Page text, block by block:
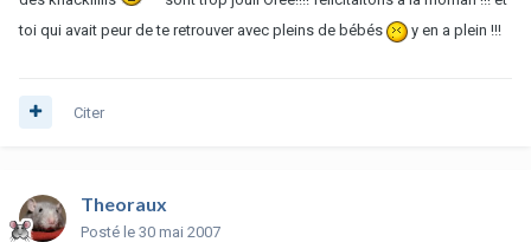
toi qui avait peur de te retrouver avec pleins de bébés
y en a plein !!!
Citer
Theoraux
Posté le 30 mai 2007